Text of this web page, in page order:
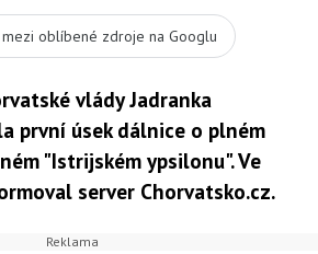
oblíbené zdroje na Googlu
vlády Jadranka
první úsek dálnice o plném
"Istrijském ypsilonu". Ve
server Chorvatsko.cz.